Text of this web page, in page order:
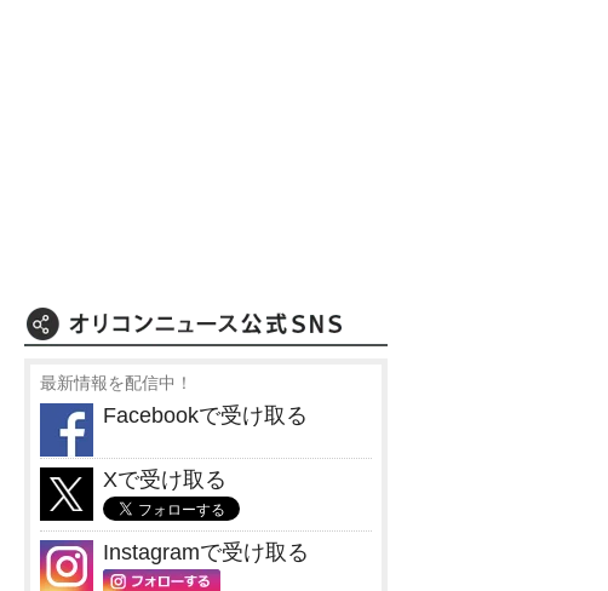
最新情報を配信中！
Facebookで受け取る
Xで受け取る
Instagramで受け取る